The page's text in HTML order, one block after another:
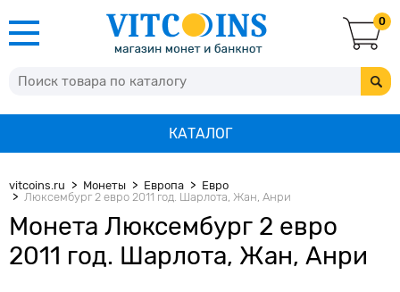
0
КАТАЛОГ
vitcoins.ru Монеты Европа
Евро
Люксембург 2 евро 2011 год. Шарлота, Жан, Анри
Монета Люксембург 2 евро
2011 год. Шарлота, Жан, Анри